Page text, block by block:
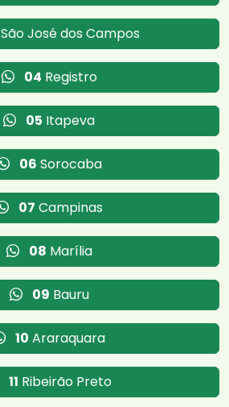
São José dos Campos
04 Registro
05 Itapeva
06 Sorocaba
07 Campinas
08 Marília
09 Bauru
10 Araraquara
11 Ribeirão Preto